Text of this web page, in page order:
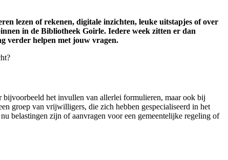
lezen of rekenen, digitale inzichten, leuke uitstapjes of over
in de Bibliotheek Goirle. Iedere week zitten er dan
verder helpen met jouw vragen.
het invullen van allerlei formulieren, maar ook bij
groep van vrijwilligers, die zich hebben gespecialiseerd in het
belastingen zijn of aanvragen voor een gemeentelijke regeling of